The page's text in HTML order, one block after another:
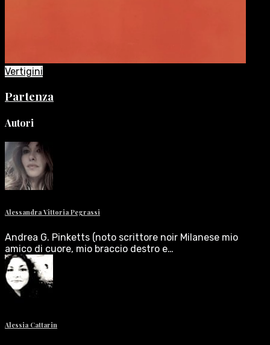
Vertigini
Partenza
Autori
Alessandra Vittoria Pegrassi
Andrea G. Pinketts (noto scrittore noir Milanese mio
amico di cuore, mio braccio destro e…
Alessia Cattarin